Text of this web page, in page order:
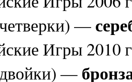
—
Игры 2010
—